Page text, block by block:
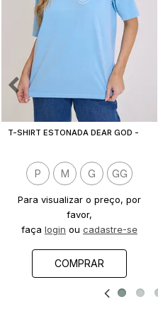
P M G GG
Para visualizar o preço, por
favor,
faça login ou cadastre-se
COMPRAR